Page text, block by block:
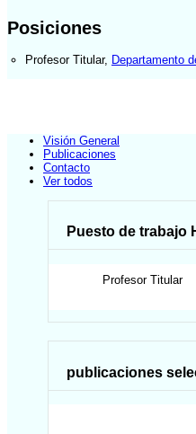
Posiciones
Profesor Titular, Departamento
Visión General
Publicaciones
Contacto
Ver todos
Puesto de trabajo
Profesor Titular
publicaciones